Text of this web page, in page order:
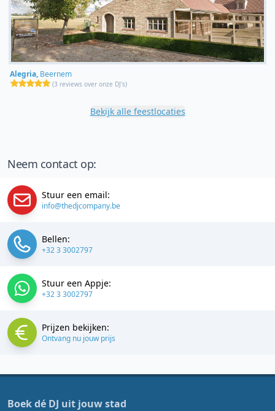
Alegria, Beernem
(3 reviews over onze DJ's)
Bekijk alle feestlocaties
Neem contact op:
Stuur een email:
info@thedjcompany.be
Bellen:
+32 3 3002797
Stuur een Appje:
+32 3 3002797
Prijzen bekijken:
Ontvang nu jouw prijs
Boek dé DJ uit jouw stad